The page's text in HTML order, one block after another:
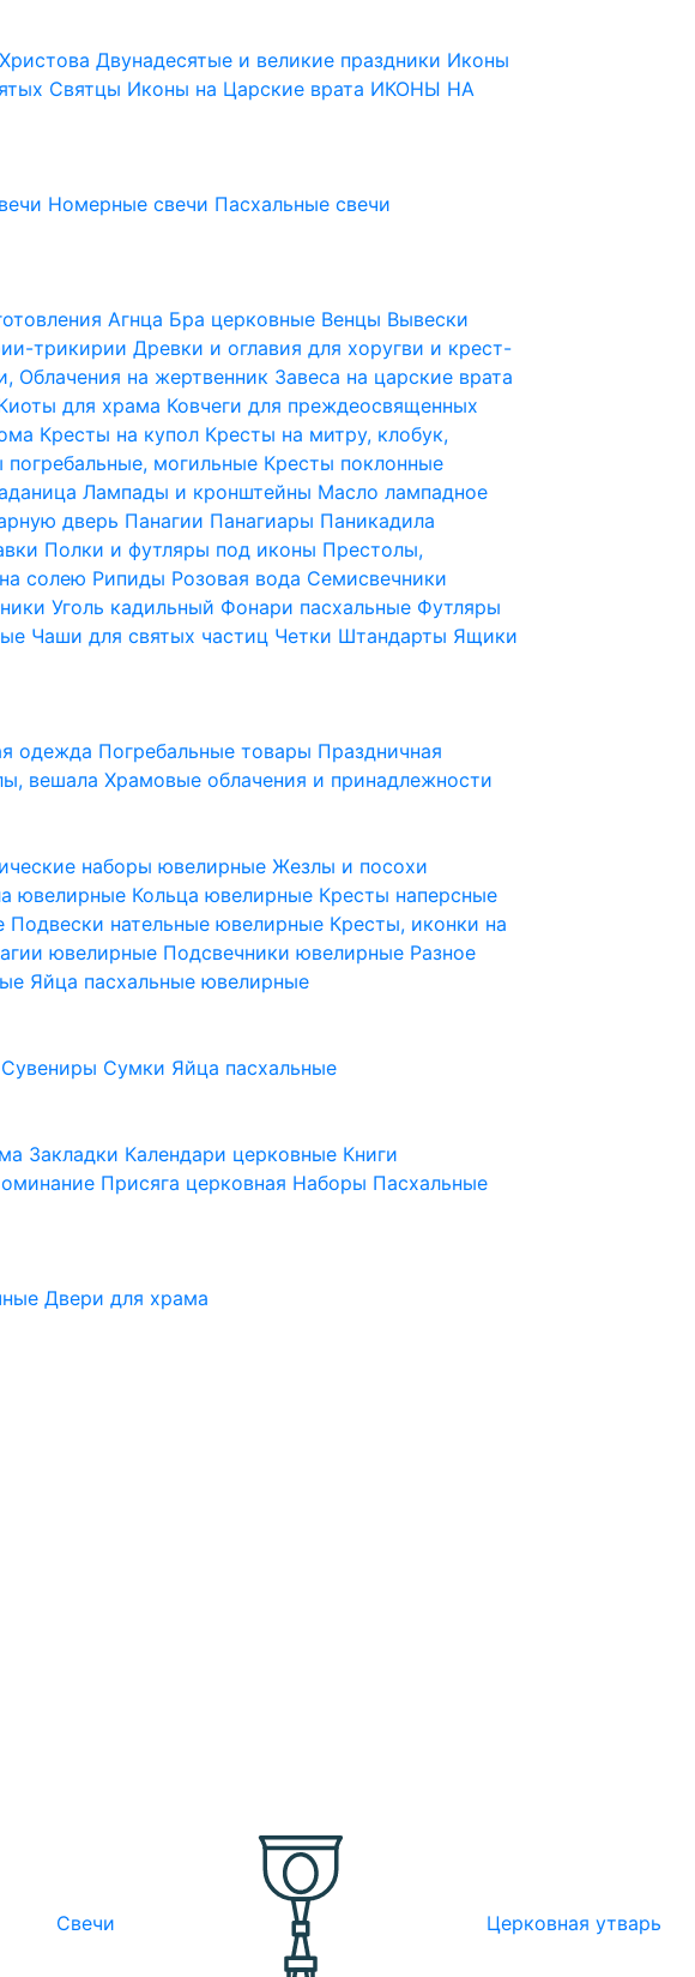
Двунадесятые и великие праздники Иконы
Святцы Иконы на Царские врата ИКОНЫ НА
Номерные свечи Пасхальные свечи
Агнца Бра церковные Венцы Вывески
трикирииДревки и оглавия для хоругви и крест-
Облачения на жертвенник Завеса на царские врата
для храма Ковчеги для преждеосвященных
Кресты на купол Кресты на митру, клобук,
погребальные, могильные Кресты поклонные
Лампады и кронштейны Масло лампадное
дверь Панагии Панагиары Паникадила
Полки и футляры под иконы Престолы,
солею Рипиды Розовая вода Семисвечники
Уголь кадильный Фонари пасхальные Футляры
Чаши для святых частиц Четки Штандарты Ящики
одежда Погребальные товары Праздничная
вешалаХрамовые облачения и принадлежности
наборы ювелирныеЖезлы и посохи
ювелирные Кольца ювелирные Кресты наперсные
Подвески нательные ювелирные Кресты, иконки на
ювелирные Подсвечники ювелирные Разное
Яйца пасхальные ювелирные
Сувениры Сумки Яйца пасхальные
Закладки Календари церковные Книги
Присяга церковная Наборы Пасхальные
Двери для храма
Свечи Церковная утварь